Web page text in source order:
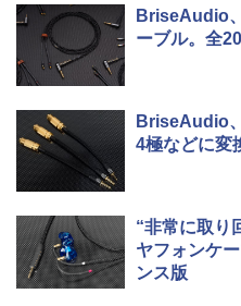
BriseAudio
ーブル。全
BriseAudio
4極などに変
“非常に取り
ヤフォンケ
ンス版